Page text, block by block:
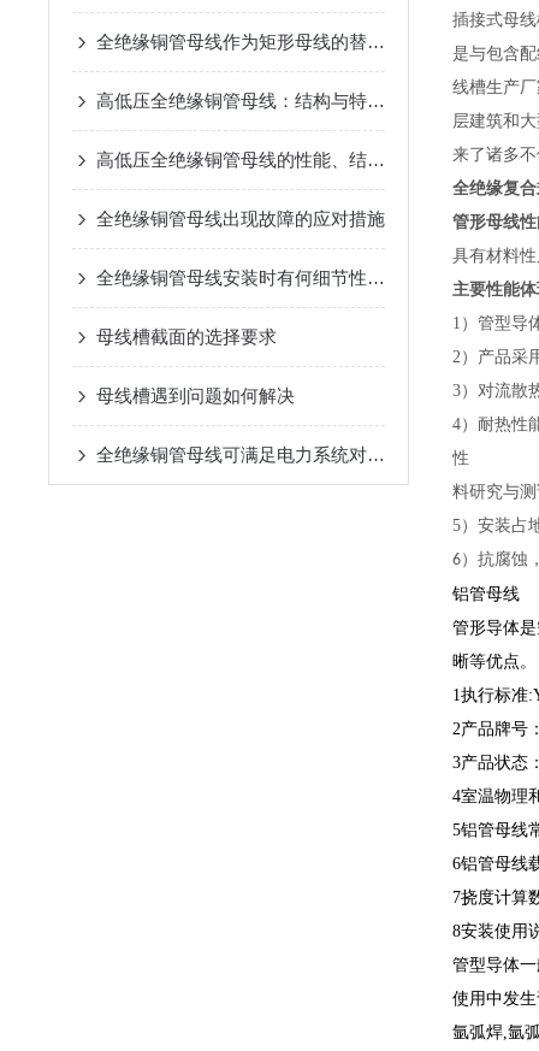
全绝缘铜管母线作为矩形母线的替代品
高低压全绝缘铜管母线：结构与特点深度解析
高低压全绝缘铜管母线的性能、结构与技术优势
全绝缘铜管母线出现故障的应对措施
全绝缘铜管母线安装时有何细节性的工艺要求？
母线槽截面的选择要求
母线槽遇到问题如何解决
全绝缘铜管母线可满足电力系统对大电流传输的要求
插接式母
是与包含
线槽生产
层建筑和
来了诸多
全绝缘复
管形母线
具有材料
主要性能
1 ）管型导
2）产品采
3）对流散
4）耐热性
性
料研究与
5）安装占
6）抗腐蚀
铝管母线
管形导体
晰等优点。
1执行标准
2产品牌号
3产品状态
4室温物理
5铝管母线
6铝管母线
7挠度计算
8安装使用
管型导体
使用中发
氩弧焊,氩